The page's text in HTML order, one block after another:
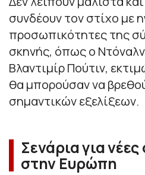
συνδέουν τον στίχο με
προσωπικότητες της
σκηνής, όπως ο
Βλαντιμίρ Πούτιν,
θα μπορούσαν να
σημαντικών εξελίξεων.
Σενάρια για
στην Ευρώπη